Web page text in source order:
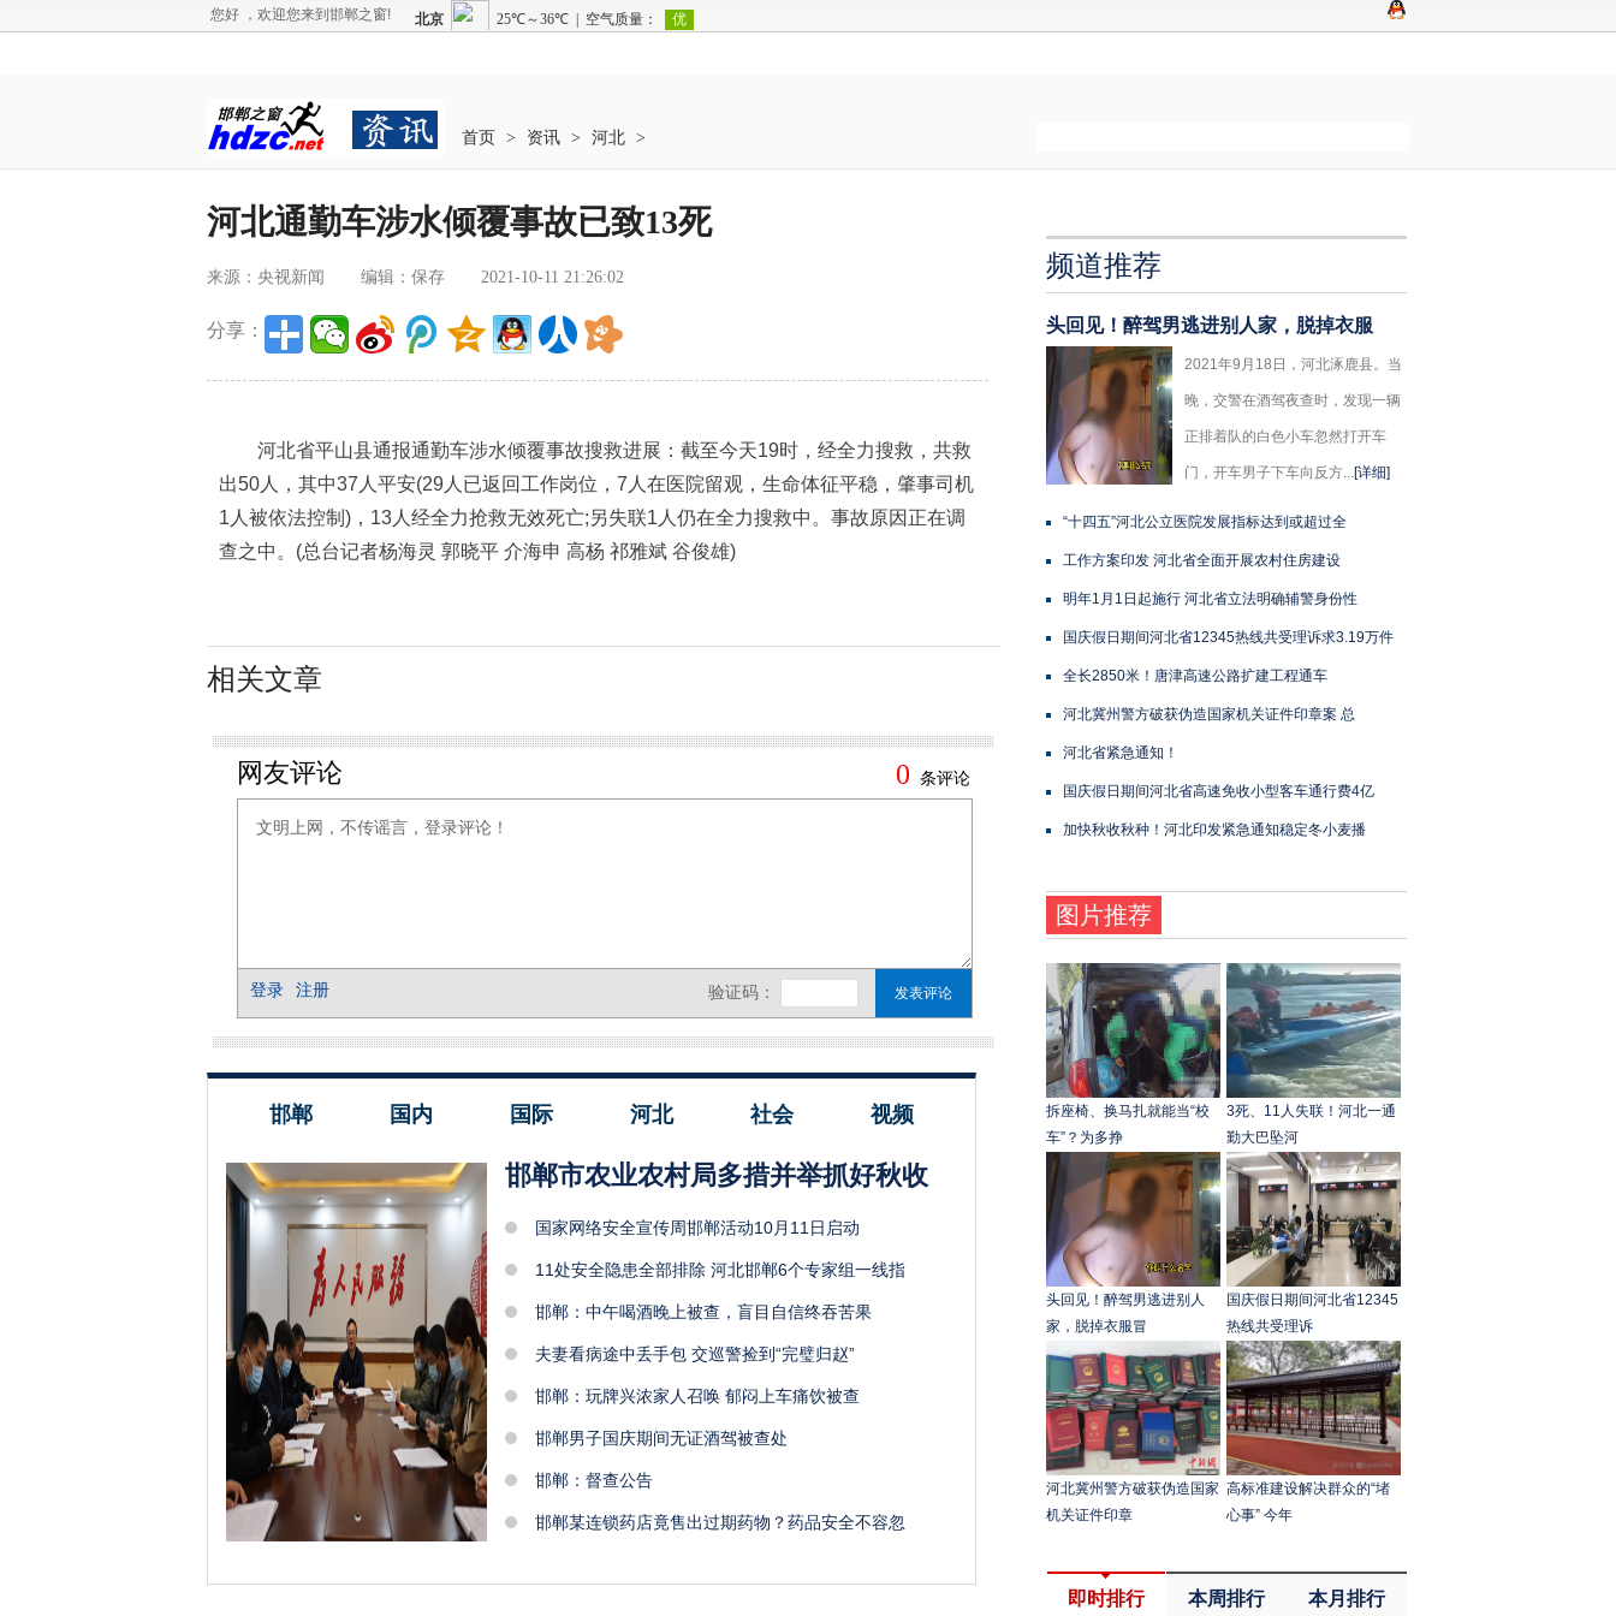
您好 ，欢迎您来到邯郸之窗!
首页 > 资讯 > 河北 >
河北通勤车涉水倾覆事故已致13死
来源：央视新闻 编辑：保存 2021-10-11 21:26:02
分享：
河北省平山县通报通勤车涉水倾覆事故搜救进展：截至今天19时，经全力搜救，共救
出50人，其中37人平安(29人已返回工作岗位，7人在医院留观，生命体征平稳，肇事司机
1人被依法控制)，13人经全力抢救无效死亡;另失联1人仍在全力搜救中。事故原因正在调
查之中。(总台记者杨海灵 郭晓平 介海申 高杨 祁雅斌 谷俊雄)
相关文章
邯郸 国内 国际 河北 社会 视频
邯郸市农业农村局多措并举抓好秋收
国家网络安全宣传周邯郸活动10月11日启动
11处安全隐患全部排除 河北邯郸6个专家组一线指
邯郸：中午喝酒晚上被查，盲目自信终吞苦果
夫妻看病途中丢手包 交巡警捡到“完璧归赵”
邯郸：玩牌兴浓家人召唤 郁闷上车痛饮被查
邯郸男子国庆期间无证酒驾被查处
邯郸：督查公告
邯郸某连锁药店竟售出过期药物？药品安全不容忽
频道推荐
头回见！醉驾男逃进别人家，脱掉衣服
2021年9月18日，河北涿鹿县。当
晚，交警在酒驾夜查时，发现一辆
正排着队的白色小车忽然打开车
门，开车男子下车向反方...[详细]
“十四五”河北公立医院发展指标达到或超过全
工作方案印发 ​河北省全面开展农村住房建设
明年1月1日起施行 河北省立法明确辅警身份性
国庆假日期间河北省12345热线共受理诉求3.19万件
全长2850米！唐津高速公路扩建工程通车
河北冀州警方破获伪造国家机关证件印章案 总
河北省紧急通知！
国庆假日期间河北省高速免收小型客车通行费4亿
加快秋收秋种！河北印发紧急通知稳定冬小麦播
图片推荐
拆座椅、换马扎就能当“校
车”？为多挣
3死、11人失联！河北一通
勤大巴坠河
头回见！醉驾男逃进别人
家，脱掉衣服冒
国庆假日期间河北省12345
热线共受理诉
河北冀州警方破获伪造国家
机关证件印章
高标准建设解决群众的“堵
心事” 今年
即时排行 本周排行 本月排行